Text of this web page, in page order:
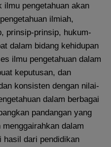
ilmu pengetahuan akan
ilmiah,
prinsip-prinsip, hukum-
dalam bidang kehidupan
ilmu pengetahuan dalam
keputusan, dan
konsisten dengan nilai-
dalam berbagai
pandangan yang
dalam
hasil dari pendidikan